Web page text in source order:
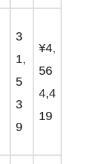
3
1,
5
3
9
¥4,
56
4,4
19